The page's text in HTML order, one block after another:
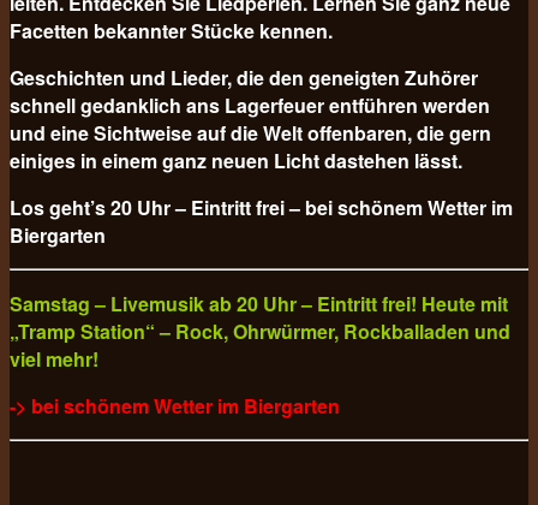
Facetten bekannter Stücke kennen.
Geschichten und Lieder, die den geneigten Zuhörer
schnell gedanklich ans Lagerfeuer entführen werden
und eine Sichtweise auf die Welt offenbaren, die gern
einiges in einem ganz neuen Licht dastehen lässt.
Los geht’s 20 Uhr – Eintritt frei – bei schönem Wetter im
Biergarten
Samstag – Livemusik ab 20 Uhr – Eintritt frei! Heute mit
„Tramp Station“ – Rock, Ohrwürmer, Rockballaden und
viel mehr!
-> bei schönem Wetter im Biergarten